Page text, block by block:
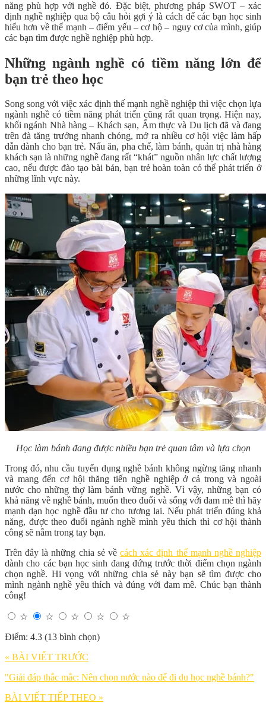
năng phù hợp với nghề đó. Đặc biệt, phương pháp SWOT – xác
định nghề nghiệp qua bộ câu hỏi gợi ý là cách để các bạn học sinh
hiểu hơn về thế mạnh – điểm yếu – cơ hộ – nguy cơ của mình, giúp
các bạn tìm được nghề nghiệp phù hợp.
Những ngành nghề có tiềm năng lớn để
bạn trẻ theo học
Song song với việc xác định thế mạnh nghề nghiệp thì việc chọn lựa
ngành nghề có tiềm năng phát triển cũng rất quan trọng. Hiện nay,
khối ngánh Nhà hàng – Khách sạn, Ẩm thực và Du lịch đã và đang
trên đà tăng trưởng nhanh chóng, mở ra nhiều cơ hội việc làm hấp
dẫn dành cho bạn trẻ. Nấu ăn, pha chế, làm bánh, quản trị nhà hàng
khách sạn là những nghề đang rất “khát” nguồn nhân lực chất lượng
cao, nếu được đào tạo bài bản, bạn trẻ hoàn toàn có thể phát triển ở
những lĩnh vực này.
Học làm bánh đang được nhiều bạn trẻ quan tâm và lựa chọn
Trong đó, nhu cầu tuyển dụng nghề bánh không ngừng tăng nhanh
và mang đến cơ hội thăng tiến nghề nghiệp ở cả trong và ngoài
nước cho những thợ làm bánh vững nghề. Vì vậy, những bạn có
khả năng về nghề bánh, muốn theo đuổi và sống với đam mê thì hãy
mạnh dạn học nghề đầu tư cho tương lai. Nếu phát triển đúng khả
năng, được theo đuổi ngành nghề mình yêu thích thì cơ hội thành
công sẽ nằm trong tay bạn.
Trên đây là những chia sẻ vềcách xác định thế mạnh nghề nghiệp
dành cho các bạn học sinh đang đứng trước thời điểm chọn ngành
chọn nghề. Hi vọng với những chia sẻ này bạn sẽ tìm được cho
mình ngành nghề yêu thích và đúng với đam mê. Chúc bạn thành
công!
☆ ☆ ☆ ☆
☆
Điểm: 4.3 (13 bình chọn)
« BÀI VIẾT TRƯỚC
"Giải đáp thắc mắc: Nên chọn nước nào để đi du học nghề bánh?"
BÀI VIẾT TIẾP THEO »